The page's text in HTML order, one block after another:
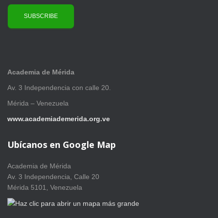
Academia de Mérida
Av. 3 Independencia con calle 20.
Mérida – Venezuela
www.academiademerida.org.ve
Ubícanos en Google Map
Academia de Mérida
Av. 3 Independencia, Calle 20
Mérida 5101, Venezuela